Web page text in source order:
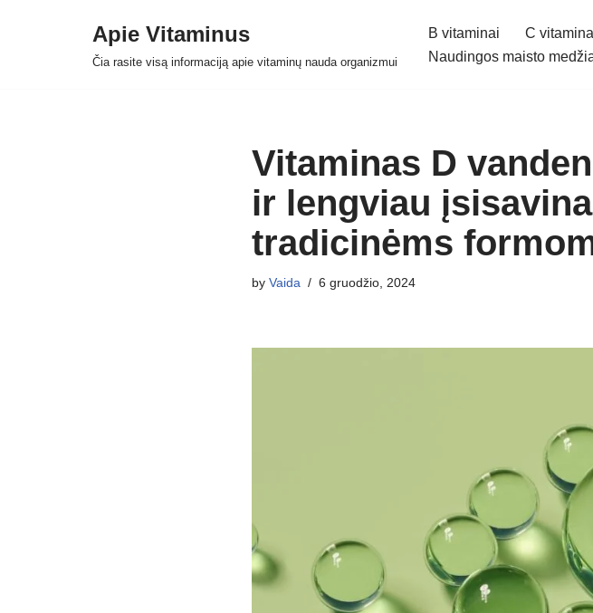
Apie Vitaminus
Čia rasite visą informaciją apie vitaminų nauda organizmui
B vitaminai C
Naudingos maisto
Vitaminas D
ir lengviau
tradicinėms
by Vaida 6 gruodžio, 2024